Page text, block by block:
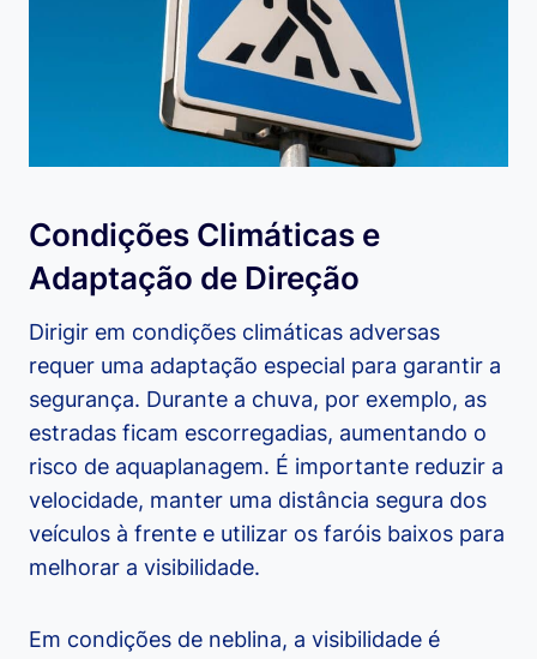
Condições Climáticas e
Adaptação de Direção
Dirigir em condições climáticas adversas
requer uma adaptação especial para garantir a
segurança. Durante a chuva, por exemplo, as
estradas ficam escorregadias, aumentando o
risco de aquaplanagem. É importante reduzir a
velocidade, manter uma distância segura dos
veículos à frente e utilizar os faróis baixos para
melhorar a visibilidade.
Em condições de neblina, a visibilidade é